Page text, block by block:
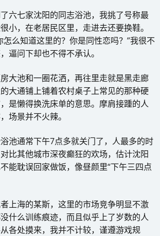
六七家沈阳的同志浴池，我挑了号称最
小，在老居民区里，走进去还要换鞋。
怎么知道这里的？你是同性恋吗？”我很不
逼问下却也不得不承认。
大池和一圈花洒，再往里走就是黑走廊
大通铺上铺着农村桌子上常见的那种硬
是懒得换洗床单的意思。摩肩接踵的人
场景并不火辣。
池通常下午7点多就关门了，人最多的时
比其他城市深夜癫狂的欢场，估计沈阳
能耽误回家做饭，像昼颜里“下午三四点
上海的某斯，这里的市场竞争明显不激
什么训练痕迹，而且似乎上了岁数的人
各处摸来，我并不计较，谨遵游戏规